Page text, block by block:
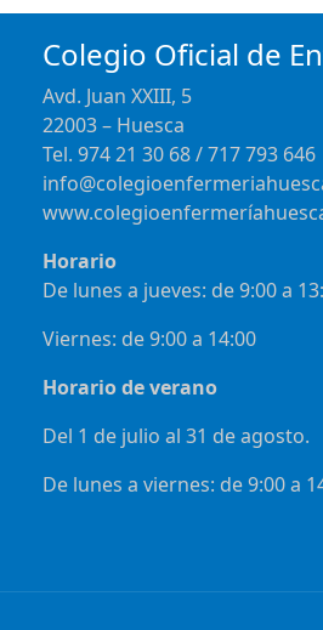
Colegio Oficial de
Avd. Juan XXIII, 5
22003 – Huesca
Tel. 974 21 30 68 / 717 793 646
Horario
De lunes a jueves: de 9:00 a
Viernes: de 9:00 a 14:00
Horario de verano
Del 1 de julio al 31 de agosto.
De lunes a viernes: de 9:00 a